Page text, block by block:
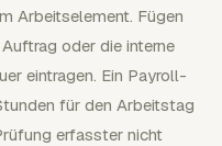
Arbeitselement. Fügen
oder die interne
eintragen. Ein Payroll-
für den Arbeitstag
erfasster nicht